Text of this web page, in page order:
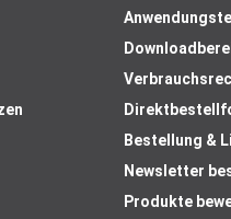
Bestellung &
Newsletter
Produkte